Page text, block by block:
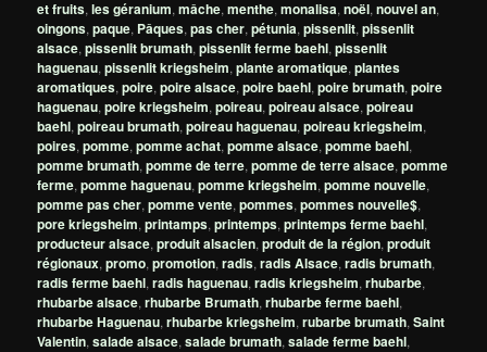
et fruits,les géranium,mâche,menthe,monalisa,noël,nouvel an,
oingons,paque, Pâques,pas cher,pétunia,pissenlit,pissenlit
alsace,pissenlit brumath,pissenlit ferme baehl,pissenlit
haguenau,pissenlit kriegsheim,plante aromatique,plantes
aromatiques,poire,poire alsace,poire baehl,poire brumath,poire
haguenau,poire kriegsheim,poireau,poireau alsace,poireau
baehl,poireau brumath,poireau haguenau,poireau kriegsheim,
poires,pomme,pomme achat,pomme alsace,pomme baehl,
pomme brumath,pomme de terre,pomme de terre alsace,pomme
ferme,pomme haguenau,pomme kriegsheim,pomme nouvelle,
pomme pas cher,pomme vente,pommes,pommes nouvelle$,
pore kriegsheim,printamps,printemps,printemps ferme baehl,
producteur alsace,produit alsacien,produit de la région,produit
régionaux,promo,promotion,radis,radis Alsace,radis brumath,
radis ferme baehl,radis haguenau,radis kriegsheim,rhubarbe,
rhubarbe alsace,rhubarbe Brumath,rhubarbe ferme baehl,
rhubarbe Haguenau,rhubarbe kriegsheim,rubarbe brumath,Saint
Valentin,salade alsace,salade brumath,salade ferme baehl,